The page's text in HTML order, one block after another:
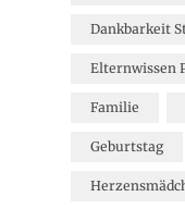
Dankbarkeit
Elternwissen
Familie
Geburtstag